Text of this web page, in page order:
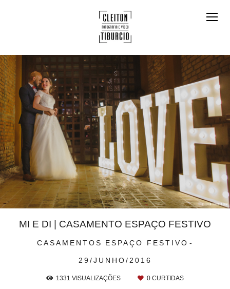
CASAMENTOS ESPAÇO FESTIVO
29/JUNHO/2016
MI E DI | CASAMENTO ESPAÇO FESTIVO
1331 VISUALIZAÇÕES 0 CURTIDAS